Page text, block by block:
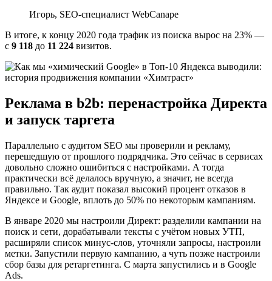
Игорь, SEO-специалист WebCanape
В итоге, к концу 2020 года трафик из поиска вырос на 23% —
с 9 118 до 11 224 визитов.
Реклама в b2b: перенастройка Директа
и запуск таргета
Параллельно с аудитом SEO мы проверили и рекламу,
перешедшую от прошлого подрядчика. Это сейчас в сервисах
довольно сложно ошибиться с настройками. А тогда
практически всё делалось вручную, а значит, не всегда
правильно. Так аудит показал высокий процент отказов в
Яндексе и Google, вплоть до 50% по некоторым кампаниям.
В январе 2020 мы настроили Директ: разделили кампании на
поиск и сети, дорабатывали тексты с учётом новых УТП,
расширяли список минус-слов, уточняли запросы, настроили
метки. Запустили первую кампанию, а чуть позже настроили
сбор базы для ретаргетинга. С марта запустились и в Google
Ads.